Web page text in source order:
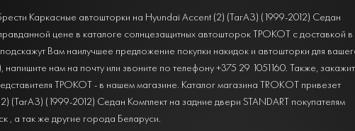
Каркасные автошторки на Hyundai Accent (2) (ТагАЗ) (1999-2012) Седан
цене в каталоге солнцезащитных автошторок ТРОКОТ с доставкой в
Вам наилучшее предложение покупки накидок и автошторки для
нам на почту или звоните по телефону +375 29 1051160. Также,
ТРОКОТ - в нашем магазине. Каталог магазина TROKOT привезет
(ТагАЗ) (1999-2012) Седан Комплект на задние двери STANDART покупателям
, а так же другие города Беларуси.